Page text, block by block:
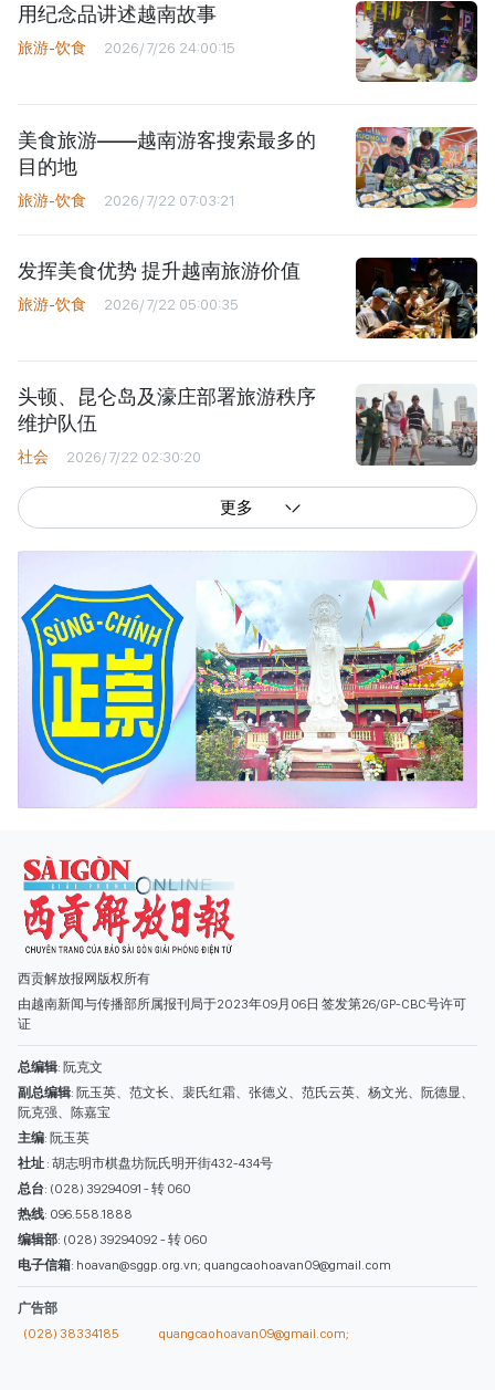
用纪念品讲述越南故事
旅游-饮食 2026/7/26 24:00:15
美食旅游——越南游客搜索最多的
目的地
旅游-饮食 2026/7/22 07:03:21
发挥美食优势 提升越南旅游价值
旅游-饮食 2026/7/22 05:00:35
头顿、昆仑岛及濠庄部署旅游秩序
维护队伍
社会 2026/7/22 02:30:20
更多
西贡解放报网版权所有
由越南新闻与传播部所属报刊局于2023年09月06日 签发第26/GP-CBC号许可
副总编辑: 阮玉英、范文长、裴氏红霜、张德义、范氏云英、杨文光、阮德显、
阮克强、陈嘉宝
主编: 阮玉英
社址: 胡志明市棋盘坊阮氏明开街432-434号
总台: (028) 39294091 - 转 060
热线: 096.558.1888
编辑部: (028) 39294092 - 转 060
电子信箱
广告部
(028) 38334185
quangcaohoavan09@gmail.com;
类别